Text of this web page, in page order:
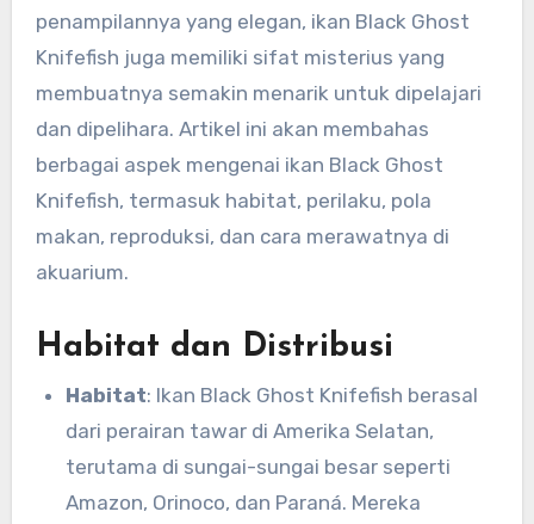
penampilannya yang elegan, ikan Black Ghost
Knifefish juga memiliki sifat misterius yang
membuatnya semakin menarik untuk dipelajari
dan dipelihara. Artikel ini akan membahas
berbagai aspek mengenai ikan Black Ghost
Knifefish, termasuk habitat, perilaku, pola
makan, reproduksi, dan cara merawatnya di
akuarium.
Habitat dan Distribusi
Habitat: Ikan Black Ghost Knifefish berasal
dari perairan tawar di Amerika Selatan,
terutama di sungai-sungai besar seperti
Amazon, Orinoco, dan Paraná. Mereka